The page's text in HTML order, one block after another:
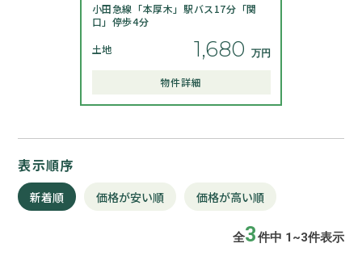
小田急線「本厚木」駅バス17分「関
口」停歩4分
土地
1,680
物件詳細
表示順序
新着順 価格が安い順 価格が高い順
全3件中 1~3件表示